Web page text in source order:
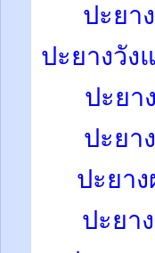
ปะยา
ปะยางวัง
ปะยา
ปะยา
ปะยา
ปะยา